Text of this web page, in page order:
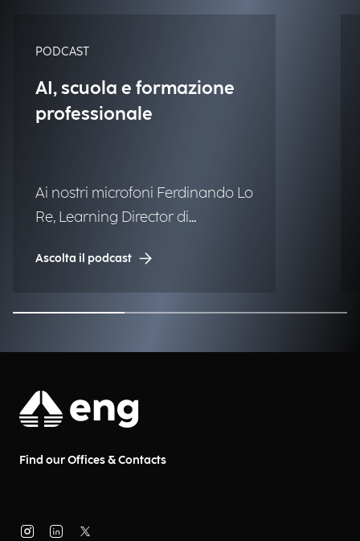
PODCAST
AI, scuola e formazione
professionale
Ai nostri microfoni Ferdinando Lo
Re, Learning Director di
Ascolta il podcast
Find our Offices & Contacts